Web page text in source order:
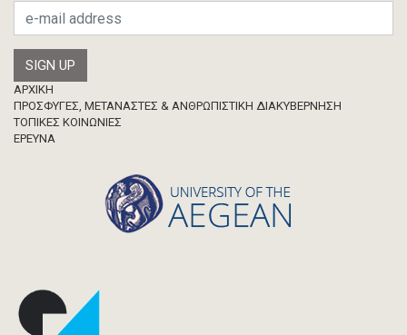
Footer
ΑΡΧΙΚΗ
ΠΡΟΣΦΥΓΕΣ, ΜΕΤΑΝΑΣΤΕΣ & ΑΝΘΡΩΠΙΣΤΙΚΗ ΔΙΑΚΥΒΕΡΝΗΣΗ
ΤΟΠΙΚΕΣ ΚΟΙΝΩΝΙΕΣ
ΈΡΕΥΝΑ